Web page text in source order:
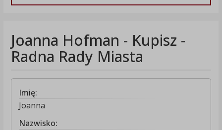
Joanna Hofman - Kupisz -
Radna Rady Miasta
Imię:
Joanna
Nazwisko: